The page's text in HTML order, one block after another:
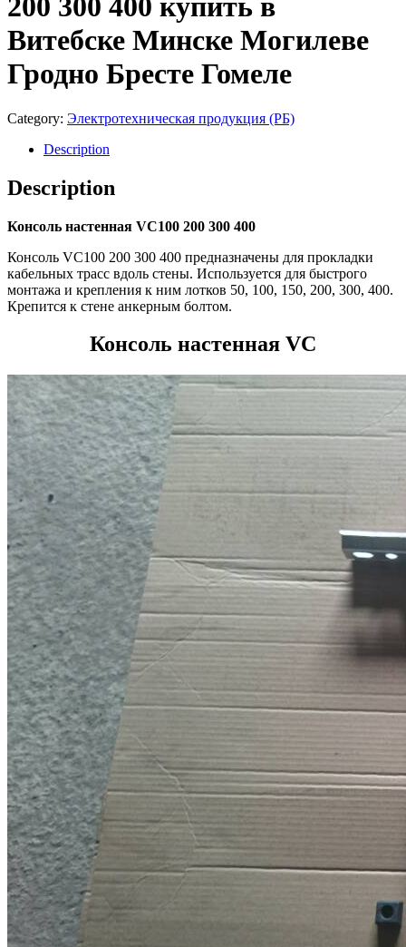
200 300 400 купить в
Витебске Минске Могилеве
Гродно Бресте Гомеле
Category: Электротехническая продукция (РБ)
Description
Description
Консоль настенная VC100 200 300 400
Консоль VC100 200 300 400 предназначены для прокладки
кабельных трасс вдоль стены. Используется для быстрого
монтажа и крепления к ним лотков 50, 100, 150, 200, 300, 400.
Крепится к стене анкерным болтом.
Консоль настенная VC